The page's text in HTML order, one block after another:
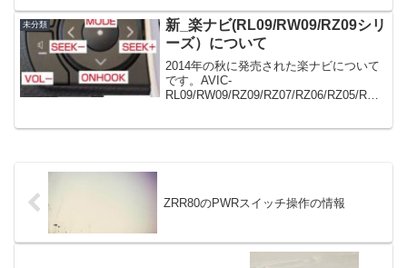
カーユニットの派生で...
未分類
新_楽ナビ(RL09/RW09/RZ09シリ
ーズ）について
2014年の秋に発売された楽ナビについて
です。AVIC-
RL09/RW09/RZ09/RZ07/RZ06/RZ05/RW0
ZRR80のPWRスイッチ操作の情報